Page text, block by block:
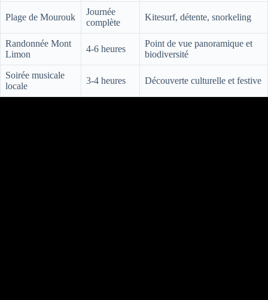
Plage de Mourouk
Journée
complète
Kitesurf, détente, snorkeling
Randonnée Mont
Limon
4-6 heures
Point de vue panoramique et
biodiversité
Soirée musicale
locale
3-4 heures Découverte culturelle et festive